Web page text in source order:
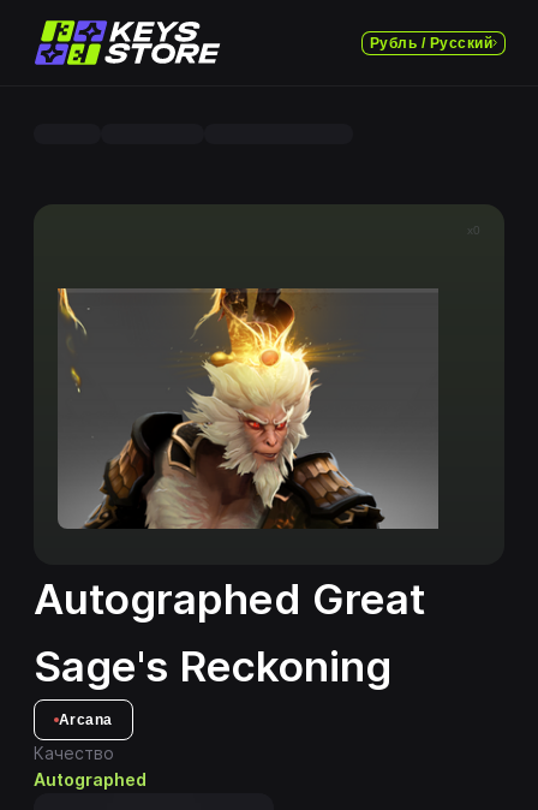
Рубль / Русский
x0
Autographed Great
Sage's Reckoning
Arcana
Качество
Autographed